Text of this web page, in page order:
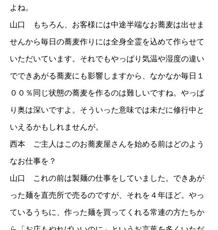
よね。
山口 もちろん、お客様には中途半端なお蕎麦は出せま
せんから毎日の蕎麦作りには全身全霊を込めて作らせて
いただいています。それでもやっぱり気温や湿度の違い
でできあがる蕎麦にも影響しますから、なかなか毎日１
００％同じ状態の蕎麦を作るのは難しいですね。やっぱ
り奥は深いですよ。そういった意味では未だに修行中と
いえるかもしれませんが。
西本 ご主人はこのお蕎麦屋さんを始める前はどのよう
なお仕事を？
山口 これの前は製麺の仕事をしていました。できあが
った麺を直売所で売るのですが、それを４年ほど。やっ
ているうちに、作った麺を買ってくれる常連の方たちか